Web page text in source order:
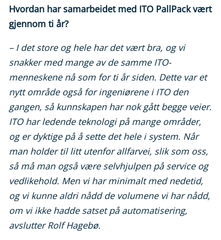
Hvordan har samarbeidet med ITO PallPack vært
gjennom ti år?
– I det store og hele har det vært bra, og vi
snakker med mange av de samme ITO-
menneskene nå som for ti år siden. Dette var et
nytt område også for ingeniørene i ITO den
gangen, så kunnskapen har nok gått begge veier.
ITO har ledende teknologi på mange områder,
og er dyktige på å sette det hele i system. Når
man holder til litt utenfor allfarvei, slik som oss,
så må man også være selvhjulpen på service og
vedlikehold. Men vi har minimalt med nedetid,
og vi kunne aldri nådd de volumene vi har nådd,
om vi ikke hadde satset på automatisering,
avslutter Rolf Hagebø.